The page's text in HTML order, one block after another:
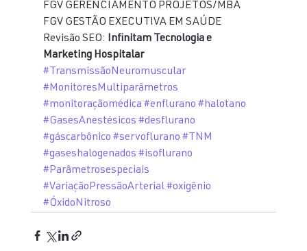
FGV GERENCIAMENTO PROJETOS/MBA
FGV GESTÃO EXECUTIVA EM SAÚDE
Revisão SEO: Infinitam Tecnologia e
Marketing Hospitalar
#TransmissãoNeuromuscular
#MonitoresMultiparâmetros
#monitoraçãomédica #enflurano #halotano
#GasesAnestésicos #desflurano
#gáscarbônico #servoflurano #TNM
#gaseshalogenados #isoflurano
#Parâmetrosespeciais
#VariaçãoPressãoArterial #oxigênio
#ÓxidoNitroso